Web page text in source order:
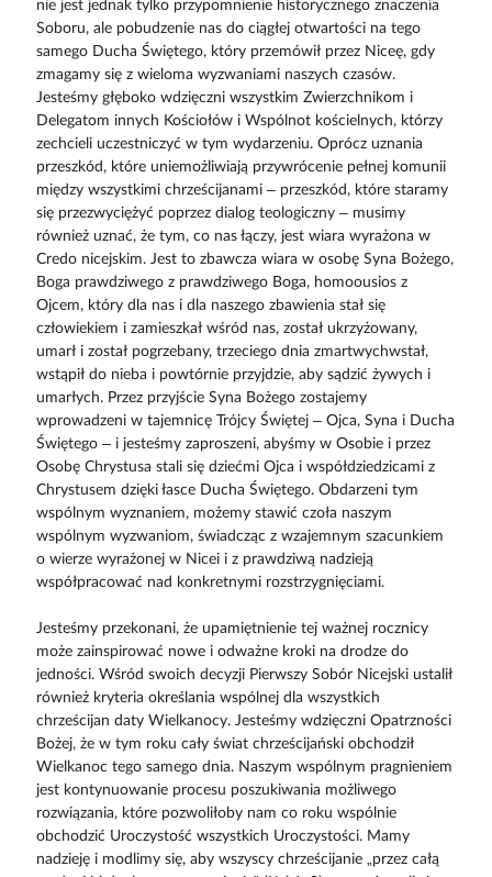
nie jest jednak tylko przypomnienie historycznego znaczenia
Soboru, ale pobudzenie nas do ciągłej otwartości na tego
samego Ducha Świętego, który przemówił przez Niceę, gdy
zmagamy się z wieloma wyzwaniami naszych czasów.
Jesteśmy głęboko wdzięczni wszystkim Zwierzchnikom i
Delegatom innych Kościołów i Wspólnot kościelnych, którzy
zechcieli uczestniczyć w tym wydarzeniu. Oprócz uznania
przeszkód, które uniemożliwiają przywrócenie pełnej komunii
między wszystkimi chrześcijanami – przeszkód, które staramy
się przezwyciężyć poprzez dialog teologiczny – musimy
również uznać, że tym, co nas łączy, jest wiara wyrażona w
Credo nicejskim. Jest to zbawcza wiara w osobę Syna Bożego,
Boga prawdziwego z prawdziwego Boga, homoousios z
Ojcem, który dla nas i dla naszego zbawienia stał się
człowiekiem i zamieszkał wśród nas, został ukrzyżowany,
umarł i został pogrzebany, trzeciego dnia zmartwychwstał,
wstąpił do nieba i powtórnie przyjdzie, aby sądzić żywych i
umarłych. Przez przyjście Syna Bożego zostajemy
wprowadzeni w tajemnicę Trójcy Świętej – Ojca, Syna i Ducha
Świętego – i jesteśmy zaproszeni, abyśmy w Osobie i przez
Osobę Chrystusa stali się dziećmi Ojca i współdziedzicami z
Chrystusem dzięki łasce Ducha Świętego. Obdarzeni tym
wspólnym wyznaniem, możemy stawić czoła naszym
wspólnym wyzwaniom, świadcząc z wzajemnym szacunkiem
o wierze wyrażonej w Nicei i z prawdziwą nadzieją
współpracować nad konkretnymi rozstrzygnięciami.
Jesteśmy przekonani, że upamiętnienie tej ważnej rocznicy
może zainspirować nowe i odważne kroki na drodze do
jedności. Wśród swoich decyzji Pierwszy Sobór Nicejski ustalił
również kryteria określania wspólnej dla wszystkich
chrześcijan daty Wielkanocy. Jesteśmy wdzięczni Opatrzności
Bożej, że w tym roku cały świat chrześcijański obchodził
Wielkanoc tego samego dnia. Naszym wspólnym pragnieniem
jest kontynuowanie procesu poszukiwania możliwego
rozwiązania, które pozwoliłoby nam co roku wspólnie
obchodzić Uroczystość wszystkich Uroczystości. Mamy
nadzieję i modlimy się, aby wszyscy chrześcijanie „przez całą